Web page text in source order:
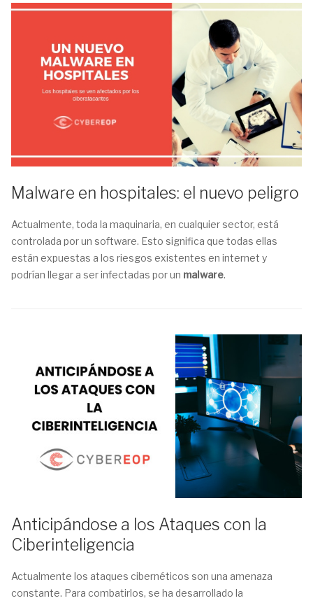
Malware en hospitales: el nuevo peligro
Actualmente, toda la maquinaria, en cualquier sector, está
controlada por un software. Esto significa que todas ellas
están expuestas a los riesgos existentes en internet y
podrían llegar a ser infectadas por un malware.
Anticipándose a los Ataques con la
Ciberinteligencia
Actualmente los ataques cibernéticos son una amenaza
constante. Para combatirlos, se ha desarrollado la